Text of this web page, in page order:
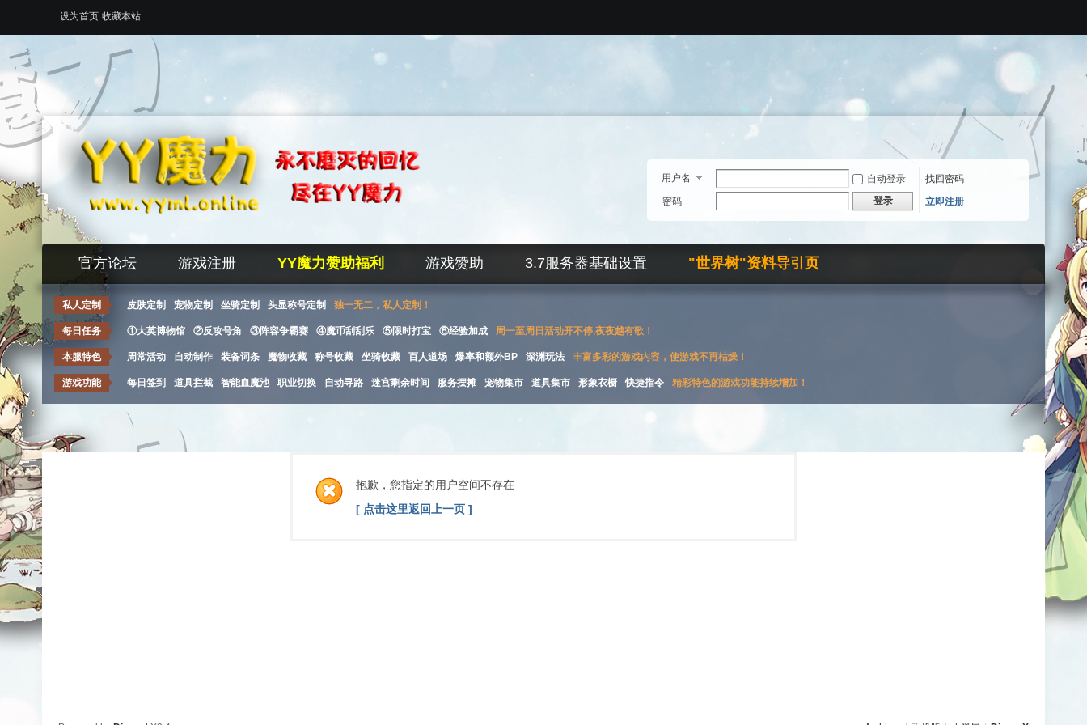
设为首页 收藏本站
用户名 自动登录
找回密码
密码
登录 立即注册
官方论坛 游戏注册 YY魔力赞助福利 游戏赞助 3.7服务器基础设置 "世界树"资料导引页
私人定制 皮肤定制 宠物定制 坐骑定制 头显称号定制 独一无二，私人定制！
每日任务 ①大英博物馆 ②反攻号角 ③阵容争霸赛 ④魔币刮刮乐 ⑤限时打宝 ⑥经验加成 周一至周日活动开不停,夜夜越有歌！
本服特色 周常活动 自动制作 装备词条 魔物收藏 称号收藏 坐骑收藏 百人道场 爆率和额外BP 深渊玩法 丰富多彩的游戏内容，使游戏不再枯燥！
游戏功能 每日签到 道具拦截 智能血魔池 职业切换 自动寻路 迷宫剩余时间 服务摆摊 宠物集市 道具集市 形象衣橱 快捷指令 精彩特色的游戏功能持续增加！
抱歉，您指定的用户空间不存在
[ 点击这里返回上一页 ]